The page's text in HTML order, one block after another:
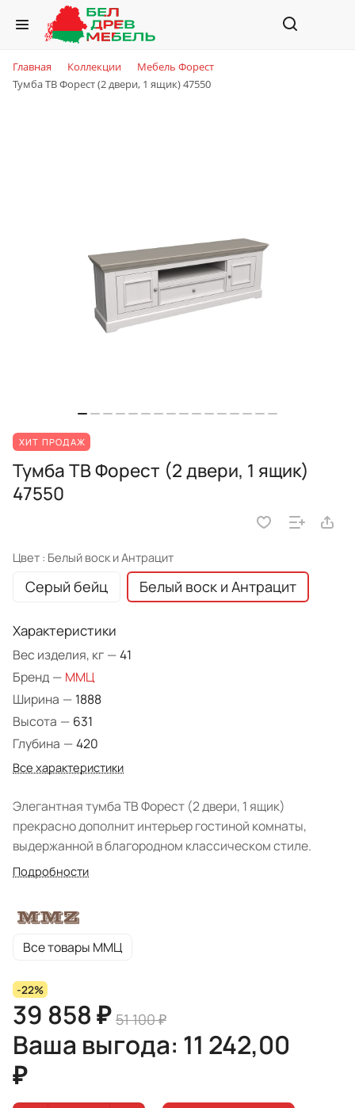
Главная Коллекции
Мебель Форест
Тумба ТВ Форест (2 двери, 1 ящик) 47550
ХИТ ПРОДАЖ
Тумба ТВ Форест (2 двери, 1 ящик)
47550
Цвет : Белый воск и Антрацит
Серый бейц Белый воск и Антрацит
Характеристики
Вес изделия, кг —41
Бренд — ММЦ
Ширина — 1888
Высота — 631
Глубина —420
Все характеристики
Элегантная тумба ТВ Форест (2 двери, 1 ящик)
прекрасно дополнит интерьер гостиной комнаты,
выдержанной в благородном классическом стиле.
Подробности
Все товары ММЦ
-22%
39 858 ₽ 51 100 ₽
Ваша выгода: 11 242,00
₽